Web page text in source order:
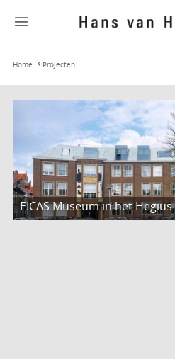
Home Projecten
EICAS Museum in het